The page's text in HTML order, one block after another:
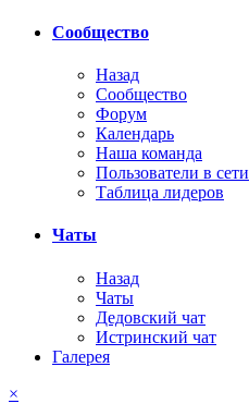
Сообщество
Назад
Сообщество
Форум
Календарь
Наша команда
Пользователи в сети
Таблица лидеров
Чаты
Назад
Чаты
Дедовский чат
Истринский чат
Галерея
×